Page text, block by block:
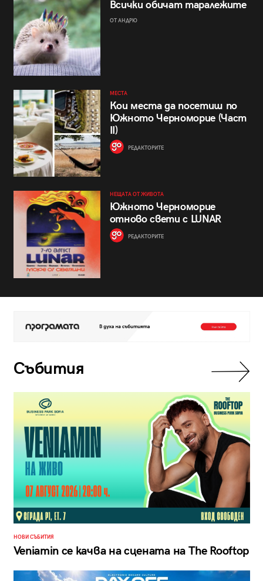
Всички обичат таралежите
ОТ АНДРЮ
МЕСТА
Кои места да посетиш по
Южното Черноморие (Част
II)
РЕДАКТОРИТЕ
НЕЩАТА ОТ ЖИВОТА
Южното Черноморие
отново свети с LUNAR
РЕДАКТОРИТЕ
Събития
НОВИ СЪБИТИЯ
Veniamin се качва на сцената на The Rooftop